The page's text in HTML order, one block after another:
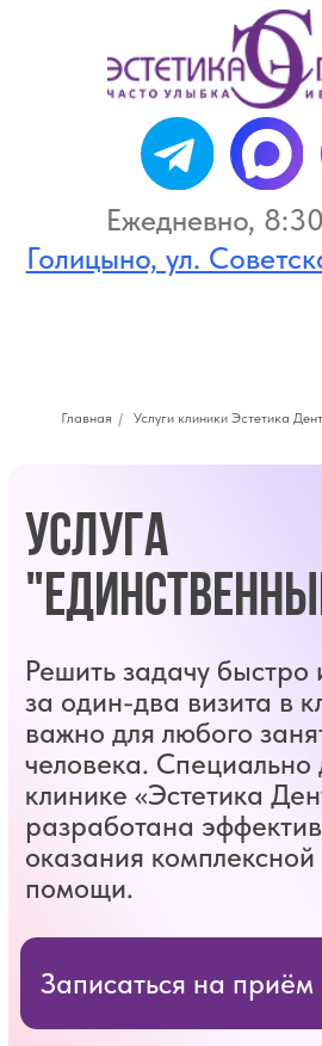
Голицыно, ул. Советская 59А, 2
Ежедневно, 8:30 - 20:00
Записаться
Главная / Услуги клиники Эстетика
"Единственный
важно для любого занятого
человека. Специально для Вас в
клинике «Эстетика Дентал»
разработана эффективная схема
оказания комплексной
Записаться на приём врача